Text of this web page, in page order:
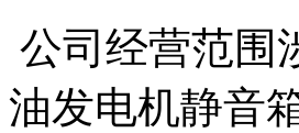
公司经营范围
油发电机静音